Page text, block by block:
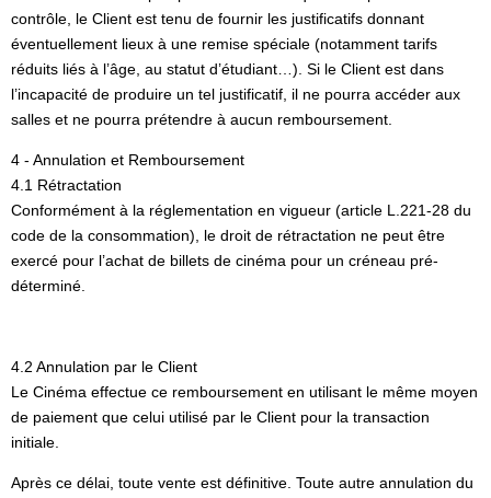
contrôle, le Client est tenu de fournir les justificatifs donnant
éventuellement lieux à une remise spéciale (notamment tarifs
réduits liés à l’âge, au statut d’étudiant…). Si le Client est dans
l’incapacité de produire un tel justificatif, il ne pourra accéder aux
salles et ne pourra prétendre à aucun remboursement.
4 - Annulation et Remboursement
4.1 Rétractation
Conformément à la réglementation en vigueur (article L.221-28 du
code de la consommation), le droit de rétractation ne peut être
exercé pour l’achat de billets de cinéma pour un créneau pré-
déterminé.
4.2 Annulation par le Client
Le Cinéma effectue ce remboursement en utilisant le même moyen
de paiement que celui utilisé par le Client pour la transaction
initiale.
Après ce délai, toute vente est définitive. Toute autre annulation du